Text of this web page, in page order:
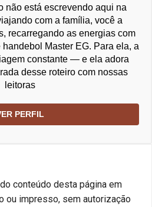
não está escrevendo aqui na
com a família, você a
recarregando as energias com
Master EG. Para ela, a
constante — e ela adora
desse roteiro com nossas
leitoras
PERFIL
conteúdo desta página em
ou impresso, sem autorização